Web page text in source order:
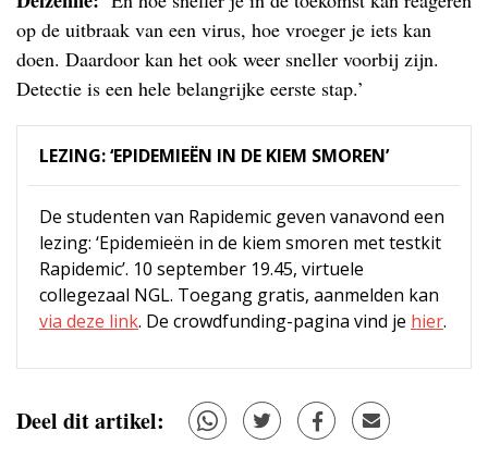
op de uitbraak van een virus, hoe vroeger je iets kan
doen. Daardoor kan het ook weer sneller voorbij zijn.
Detectie is een hele belangrijke eerste stap.’
LEZING: ‘EPIDEMIEËN IN DE KIEM SMOREN’
De studenten van Rapidemic geven vanavond een
lezing: ‘Epidemieën in de kiem smoren met testkit
Rapidemic’. 10 september 19.45, virtuele
collegezaal NGL. Toegang gratis, aanmelden kan
via deze link. De crowdfunding-pagina vind je hier.
Deel dit artikel: